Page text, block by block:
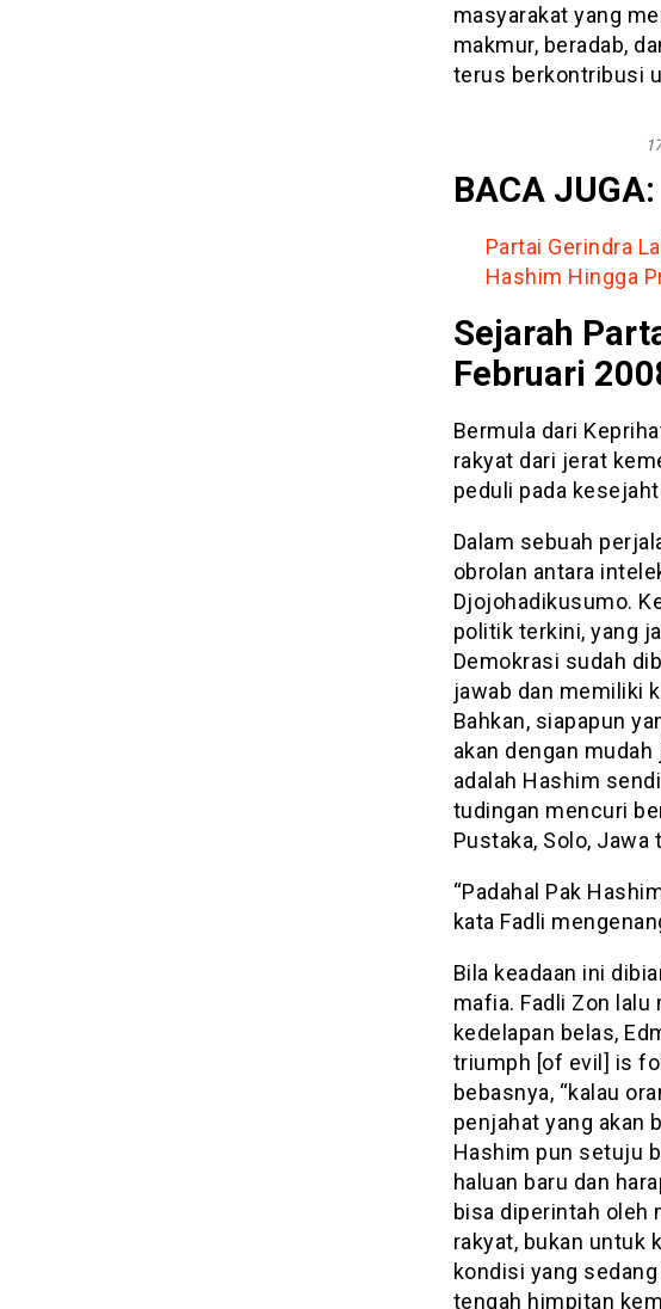
masyarakat yang
makmur, beradab,
terus berkontribusi
BACA JUGA:
Partai Gerindra
Hashim Hingga
Sejarah
Februari
Bermula dari
rakyat dari jerat
peduli pada
Dalam sebuah
obrolan antara
Djojohadikusumo.
politik terkini, yang
Demokrasi sudah
jawab dan memiliki
Bahkan, siapapun
akan dengan
adalah Hashim
tudingan mencuri
Pustaka, Solo, Jawa
“Padahal Pak
kata Fadli
Bila keadaan ini
mafia. Fadli Zon
kedelapan belas,
triumph [of evil] is
bebasnya, “kalau
penjahat yang akan
Hashim pun setuju
haluan baru dan
bisa diperintah oleh
rakyat, bukan untuk
kondisi yang
tengah himpitan